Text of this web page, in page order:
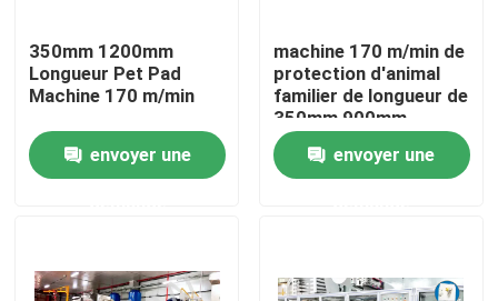
Produits
Au sujet de nous
Contrôle de qualité
350mm 1200mm
Longueur Pet Pad
Machine 170 m/min
envoyer une
machine 170 m/min de
protection d'animal
familier de longueur de
350mm 900mm
envoyer une